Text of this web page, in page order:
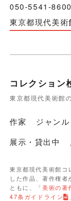
050-5541-8600
東京都現代美
コレクション
東京都現代美術館
作家 ジャンル
展示・貸出中
東京都現代美術館コ
した作品、著作権者
ともに、「美術の著
47条ガイドライン